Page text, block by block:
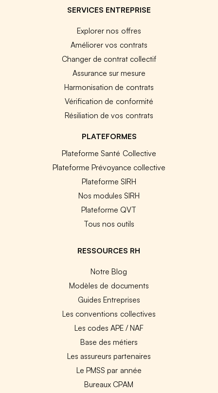
SERVICES ENTREPRISE
Explorer nos offres
Améliorer vos contrats
Changer de contrat collectif
Assurance sur mesure
Harmonisation de contrats
Vérification de conformité
Résiliation de vos contrats
PLATEFORMES
Plateforme Santé Collective
Plateforme Prévoyance collective
Plateforme SIRH
Nos modules SIRH
Plateforme QVT
Tous nos outils
RESSOURCES RH
Notre Blog
Modèles de documents
Guides Entreprises
Les conventions collectives
Les codes APE / NAF
Base des métiers
Les assureurs partenaires
Le PMSS par année
Bureaux CPAM